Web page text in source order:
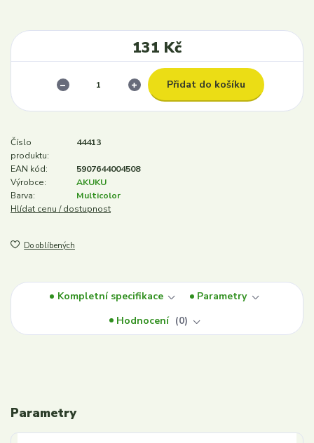
131 Kč
Přidat do košíku
Číslo
produktu:
44413
EAN kód:
5907644004508
Výrobce:
AKUKU
Barva:
Multicolor
Hlídat cenu / dostupnost
Do oblíbených
Kompletní specifikace
Parametry
Hodnocení
0
Parametry